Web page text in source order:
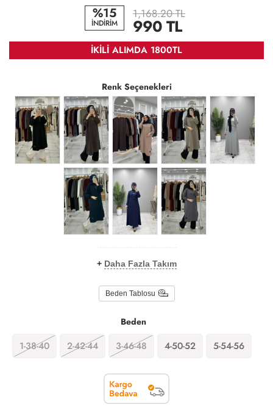
%15
İNDİRİM
1,168.20 TL
990TL
İKİLİ ALIMDA 1800TL
Renk Seçenekleri
+ Daha Fazla Takım
Beden Tablosu
Beden
1-38-40 2-42-44 3-46-48 4-50-52 5-54-56